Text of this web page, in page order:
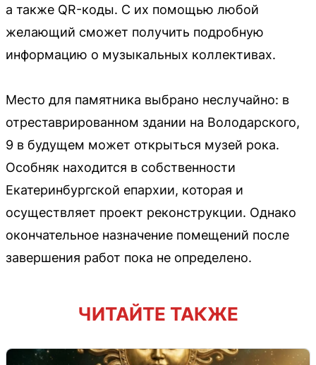
а также QR-коды. С их помощью любой
желающий сможет получить подробную
информацию о музыкальных коллективах.
Место для памятника выбрано неслучайно: в
отреставрированном здании на Володарского,
9 в будущем может открыться музей рока.
Особняк находится в собственности
Екатеринбургской епархии, которая и
осуществляет проект реконструкции. Однако
окончательное назначение помещений после
завершения работ пока не определено.
ЧИТАЙТЕ ТАКЖЕ